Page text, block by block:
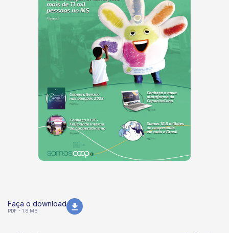
Faça o download
PDF - 1.8 MB